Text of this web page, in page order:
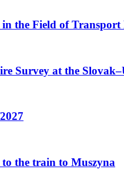
the Field of
Survey at the
the train to Muszyna